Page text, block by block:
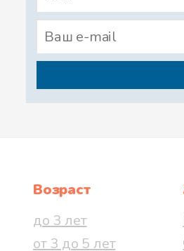
Возраст
до 3 лет
от 3 до 5 лет